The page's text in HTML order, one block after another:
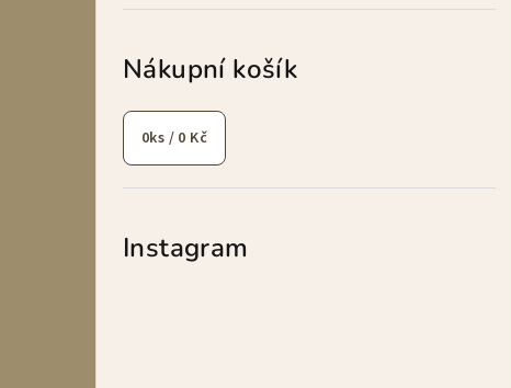
Nákupní košík
0ks / 0 Kč
Instagram